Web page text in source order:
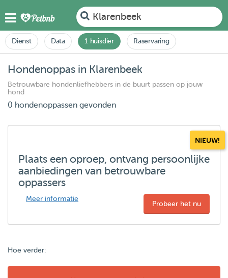
Klarenbeek
Dienst Data 1 huisdier Raservaring
Hondenoppas in Klarenbeek
Betrouwbare hondenliefhebbers in de buurt passen op jouw
hond
0 hondenoppassen gevonden
NIEUW!
Plaats een oproep, ontvang persoonlijke
aanbiedingen van betrouwbare
oppassers
Meer informatie
Probeer het nu
Hoe verder: